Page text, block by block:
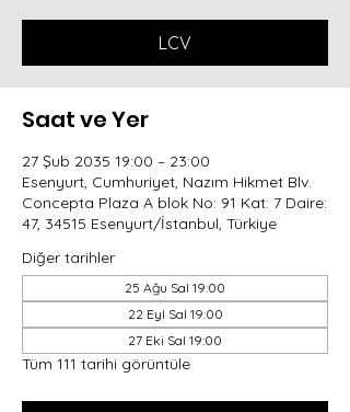
LCV
Saat ve Yer
27 Şub 2035 19:00 – 23:00
Esenyurt, Cumhuriyet, Nazım Hikmet Blv.
Concepta Plaza A blok No: 91 Kat: 7 Daire:
47, 34515 Esenyurt/İstanbul, Türkiye
Diğer tarihler
25 Ağu Sal 19:00
22 Eyl Sal 19:00
27 Eki Sal 19:00
Tüm 111 tarihi görüntüle